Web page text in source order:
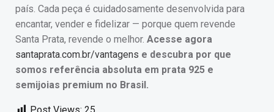
país. Cada peça é cuidadosamente desenvolvida para
encantar, vender e fidelizar — porque quem revende
Santa Prata, revende o melhor. Acesse agora
santaprata.com.br/vantagens e descubra por que
somos referência absoluta em prata 925 e
semijoias premium no Brasil.
Post Views: 25